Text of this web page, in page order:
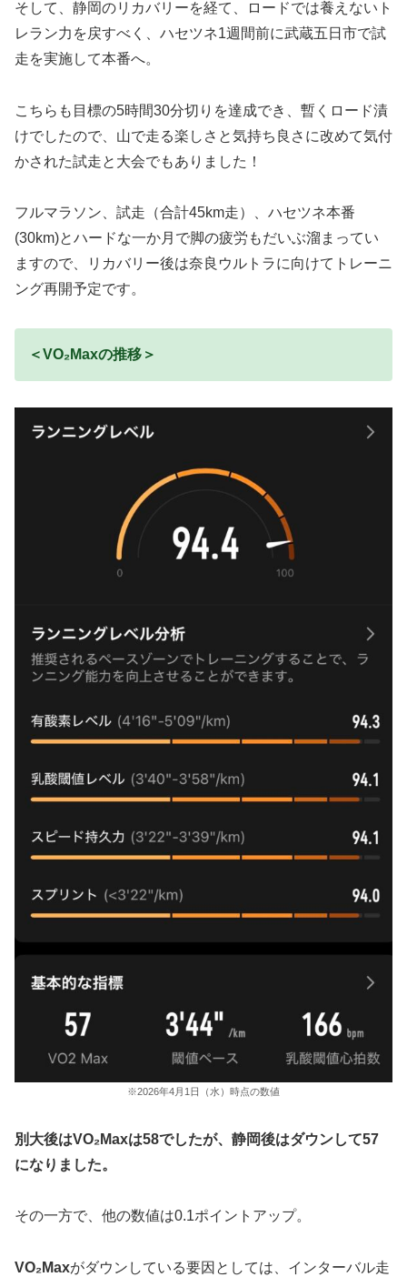
そして、静岡のリカバリーを経て、ロードでは養えないト
レラン力を戻すべく、ハセツネ1週間前に武蔵五日市で試
走を実施して本番へ。
こちらも目標の5時間30分切りを達成でき、暫くロード漬
けでしたので、山で走る楽しさと気持ち良さに改めて気付
かされた試走と大会でもありました！
フルマラソン、試走（合計45km走）、ハセツネ本番
(30km)とハードな一か月で脚の疲労もだいぶ溜まってい
ますので、リカバリー後は奈良ウルトラに向けてトレーニ
ング再開予定です。
＜VO₂Maxの推移＞
※2026年4月1日（水）時点の数値
別大後はVO₂Maxは58でしたが、静岡後はダウンして57
になりました。
その一方で、他の数値は0.1ポイントアップ。
VO₂Maxがダウンしている要因としては、インターバル走